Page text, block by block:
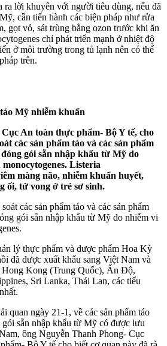
lời khuyên với người tiêu dùng, nếu đã
cần tiến hành các biện pháp như rửa
gọt vỏ, sát trùng bằng ozon trước khi ăn
chỉ phát triển mạnh ở nhiệt độ
ở môi trường trong tủ lạnh nên có thể
trên.
Mỹ nhiễm khuẩn
An toàn thực phẩm- Bộ Y tế, cho
các sản phẩm táo và các sản phẩm
gói sẵn nhập khẩu từ Mỹ do
Listeria
màng não, nhiễm khuẩn huyết,
ối, tử vong ở trẻ sơ sinh.
các sản phẩm táo và các sản phẩm
gói sẵn nhập khẩu từ Mỹ do nhiễm vi
lý thực phẩm và dược phẩm Hoa Kỳ
đã được xuất khẩu sang Việt Nam và
Hong Kong (Trung Quốc), Ấn Độ,
Sri Lanka, Thái Lan, các tiểu
quan ngày 21-1, về các sản phẩm táo
gói sẵn nhập khẩu từ Mỹ có được lưu
ông Nguyễn Thanh Phong- Cục